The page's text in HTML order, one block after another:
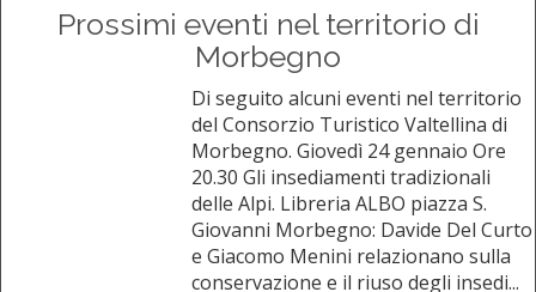
Prossimi eventi nel territorio di
Morbegno
Di seguito alcuni eventi nel territorio
del Consorzio Turistico Valtellina di
Morbegno. Giovedì 24 gennaio Ore
20.30 Gli insediamenti tradizionali
delle Alpi. Libreria ALBO piazza S.
Giovanni Morbegno: Davide Del Curto
e Giacomo Menini relazionano sulla
conservazione e il riuso degli insedi...